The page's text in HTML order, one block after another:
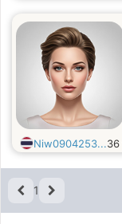
Niw0904253...36
1